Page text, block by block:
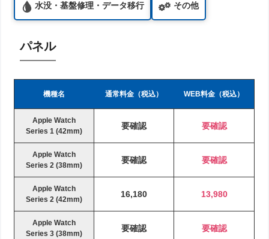
水没・基盤修理・データ移行 その他
パネル
機種名 通常料金（税込） WEB料金（税込）
Apple Watch
Series 1 (42mm)
要確認 要確認
Apple Watch
Series 2 (38mm)
要確認 要確認
Apple Watch
Series 2 (42mm)
16,180 13,980
Apple Watch
Series 3 (38mm)
要確認 要確認